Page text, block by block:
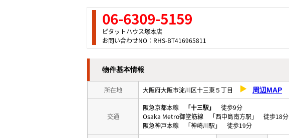
06-6309-5159
ピタットハウス塚本店
お問い合わせNO：RHS-BT416965811
物件基本情報
所在地 大阪府大阪市淀川区十三東５丁目 周辺MAP
交通
阪急京都本線 「十三駅」
徒歩9分
Osaka Metro御堂筋線 「西中島南方駅」 徒歩18分
阪急神戸本線 「神崎川駅」 徒歩19分